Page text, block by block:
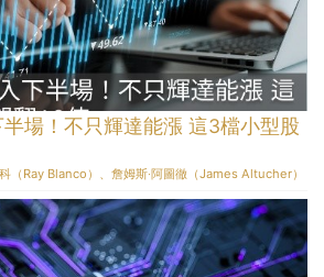
場！不只輝達能漲 這3檔小型股
（Ray Blanco）、詹姆斯‧阿圖徹（James Altucher）